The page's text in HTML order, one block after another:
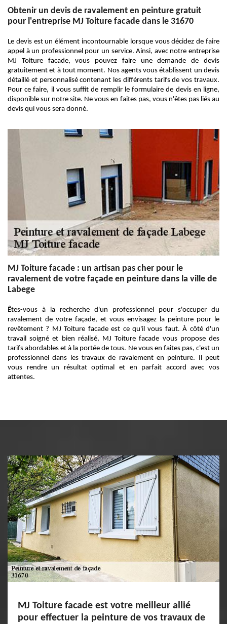
Obtenir un devis de ravalement en peinture gratuit
pour l'entreprise MJ Toiture facade dans le 31670
Le devis est un élément incontournable lorsque vous décidez de faire
appel à un professionnel pour un service. Ainsi, avec notre entreprise
MJ Toiture facade, vous pouvez faire une demande de devis
gratuitement et à tout moment. Nos agents vous établissent un devis
détaillé et personnalisé contenant les différents tarifs de vos travaux.
Pour ce faire, il vous suffit de remplir le formulaire de devis en ligne,
disponible sur notre site. Ne vous en faites pas, vous n'êtes pas liés au
devis qui vous sera donné.
MJ Toiture facade : un artisan pas cher pour le
ravalement de votre façade en peinture dans la ville de
Labege
Êtes-vous à la recherche d'un professionnel pour s'occuper du
ravalement de votre façade, et vous envisagez la peinture pour le
revêtement ? MJ Toiture facade est ce qu'il vous faut. À côté d'un
travail soigné et bien réalisé, MJ Toiture facade vous propose des
tarifs abordables et à la portée de tous. Ne vous en faites pas, c'est un
professionnel dans les travaux de ravalement en peinture. Il peut
vous rendre un résultat optimal et en parfait accord avec vos
attentes.
MJ Toiture facade est votre meilleur allié
pour effectuer la peinture de vos travaux de